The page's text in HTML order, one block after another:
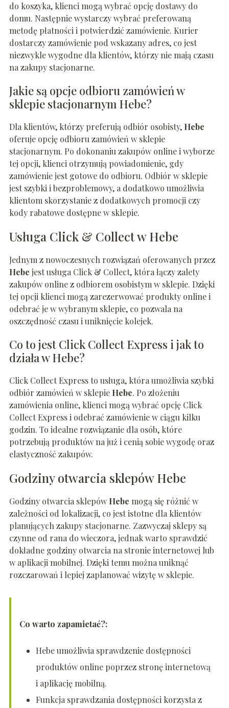
do koszyka, klienci mogą wybrać opcję dostawy do
domu. Następnie wystarczy wybrać preferowaną
metodę płatności i potwierdzić zamówienie. Kurier
dostarczy zamówienie pod wskazany adres, co jest
niezwykle wygodne dla klientów, którzy nie mają czasu
na zakupy stacjonarne.
Jakie są opcje odbioru zamówień w
sklepie stacjonarnym Hebe?
Dla klientów, którzy preferują odbiór osobisty, Hebe
oferuje opcję odbioru zamówień w sklepie
stacjonarnym. Po dokonaniu zakupów online i wyborze
tej opcji, klienci otrzymują powiadomienie, gdy
zamówienie jest gotowe do odbioru. Odbiór w sklepie
jest szybki i bezproblemowy, a dodatkowo umożliwia
klientom skorzystanie z dodatkowych promocji czy
kody rabatowe dostępne w sklepie.
Usługa Click & Collect w Hebe
Jednym z nowoczesnych rozwiązań oferowanych przez
Hebe jest usługa Click & Collect, która łączy zalety
zakupów online z odbiorem osobistym w sklepie. Dzięki
tej opcji klienci mogą zarezerwować produkty online i
odebrać je w wybranym sklepie, co pozwala na
oszczędność czasu i uniknięcie kolejek.
Co to jest Click Collect Express i jak to
działa w Hebe?
Click Collect Express to usługa, która umożliwia szybki
odbiór zamówień w sklepie Hebe. Po złożeniu
zamówienia online, klienci mogą wybrać opcję Click
Collect Express i odebrać zamówienie w ciągu kilku
godzin. To idealne rozwiązanie dla osób, które
potrzebują produktów na już i cenią sobie wygodę oraz
elastyczność zakupów.
Godziny otwarcia sklepów Hebe
Godziny otwarcia sklepów Hebe mogą się różnić w
zależności od lokalizacji, co jest istotne dla klientów
planujących zakupy stacjonarne. Zazwyczaj sklepy są
czynne od rana do wieczora, jednak warto sprawdzić
dokładne godziny otwarcia na stronie internetowej lub
w aplikacji mobilnej. Dzięki temu można uniknąć
rozczarowań i lepiej zaplanować wizytę w sklepie.
Co warto zapamietać?:
Hebe umożliwia sprawdzenie dostępności
produktów online poprzez stronę internetową
i aplikację mobilną.
Funkcja sprawdzania dostępności korzysta z